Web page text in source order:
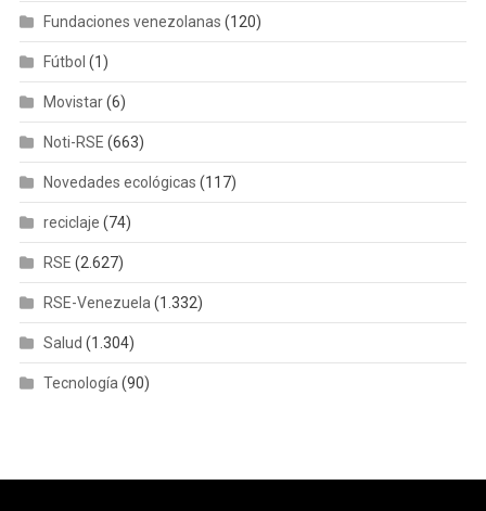
Fundaciones venezolanas (120)
Fútbol (1)
Movistar(6)
Noti-RSE (663)
Novedades ecológicas (117)
reciclaje (74)
RSE (2.627)
RSE-Venezuela(1.332)
Salud (1.304)
Tecnología(90)